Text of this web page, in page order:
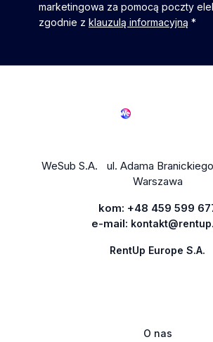
marketingowa za pomocą poczty
zgodnie z klauzulą informacyjną *
WeSub S.A. ul. Adama
Warszawa
kom: +48 459 599
e-mail:
RentUp Europe S.A.
O nas